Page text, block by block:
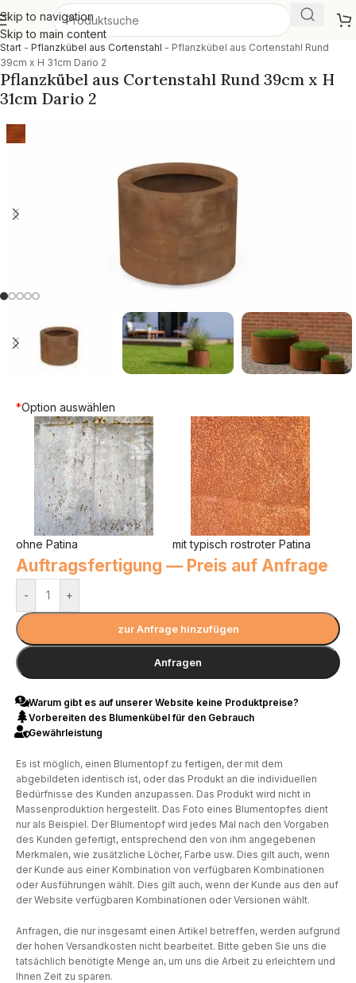
Skip to navigation
Skip to main content
Start - Pflanzkübel aus Cortenstahl - Pflanzkübel aus Cortenstahl Rund
39cm x H 31cm Dario 2
Pflanzkübel aus Cortenstahl Rund 39cm x H
31cm Dario 2
*Option auswählen
ohne Patina mit typisch rostroter Patina
Auftragsfertigung — Preis auf Anfrage
- +
zur Anfrage hinzufügen
Anfragen
Warum gibt es auf unserer Website keine Produktpreise?
Vorbereiten des Blumenkübel für den Gebrauch
Gewährleistung
Es ist möglich, einen Blumentopf zu fertigen, der mit dem
abgebildeten identisch ist, oder das Produkt an die individuellen
Bedürfnisse des Kunden anzupassen. Das Produkt wird nicht in
Massenproduktion hergestellt. Das Foto eines Blumentopfes dient
nur als Beispiel. Der Blumentopf wird jedes Mal nach den Vorgaben
des Kunden gefertigt, entsprechend den von ihm angegebenen
Merkmalen, wie zusätzliche Löcher, Farbe usw. Dies gilt auch, wenn
der Kunde aus einer Kombination von verfügbaren Kombinationen
oder Ausführungen wählt. Dies gilt auch, wenn der Kunde aus den auf
der Website verfügbaren Kombinationen oder Versionen wählt.
Anfragen, die nur insgesamt einen Artikel betreffen, werden aufgrund
der hohen Versandkosten nicht bearbeitet. Bitte geben Sie uns die
tatsächlich benötigte Menge an, um uns die Arbeit zu erleichtern und
Ihnen Zeit zu sparen.